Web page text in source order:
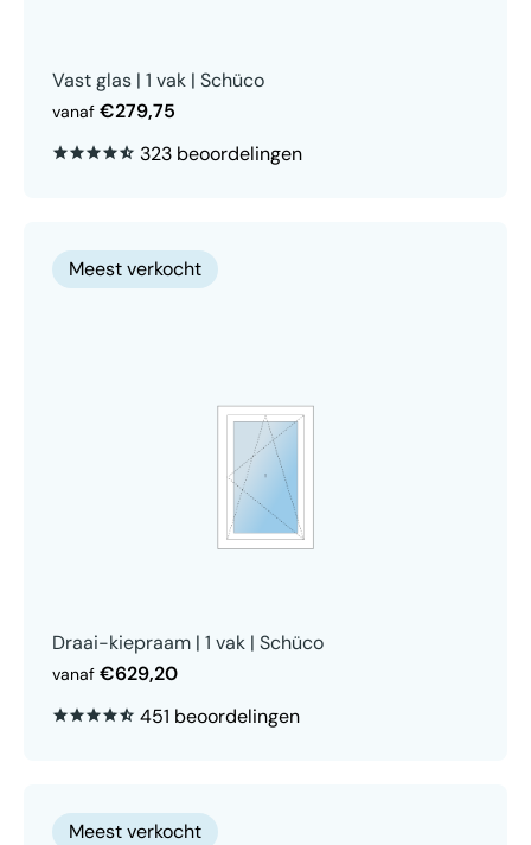
Vast glas | 1 vak | Schüco
vanaf €279,75
323 beoordelingen
Meest verkocht
Draai-kiepraam | 1 vak | Schüco
vanaf €629,20
451 beoordelingen
Meest verkocht